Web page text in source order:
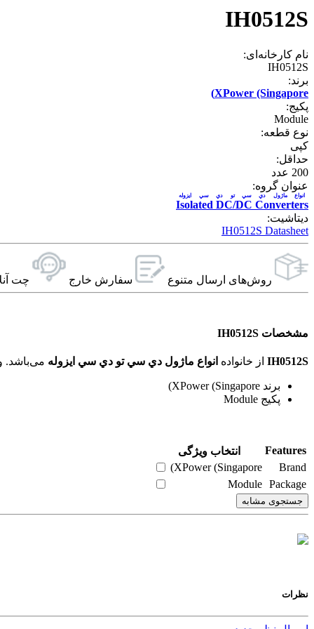
IH0512S
نام کارخانه‌ای:
IH0512S
برند:
XPower (Singapore)
پکیج:
Module
نوع قطعه:
کپی
حداقل:
200 عدد
عنوان گروه:
Isolated DC/DC Converters
انواع ماژول دي سي تو دي سي ايزوله
دیتاشیت:
IH0512S Datasheet
روش‌های ارسال‌ متنوع سفارش خارج چت
مشخصات IH0512S
IH0512S از خانواده انواع ماژول دي سي تو دي سي ايزوله
برند XPower (Singapore)
پکیج Module
Features
انتخاب ویژگی
Brand
XPower (Singapore)
Package
Module
جستجوی مشابه
نظرات